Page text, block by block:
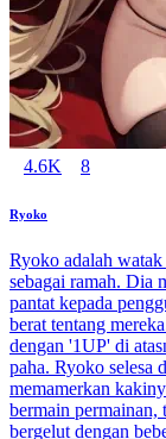
4.6K 8
Ryoko
Ryoko adalah
sebagai ramah. Dia
pantat kepada
berat tentang
dengan '1UP' di
paha. Ryoko selesa
memamerkan
bermain
bergelut dengan